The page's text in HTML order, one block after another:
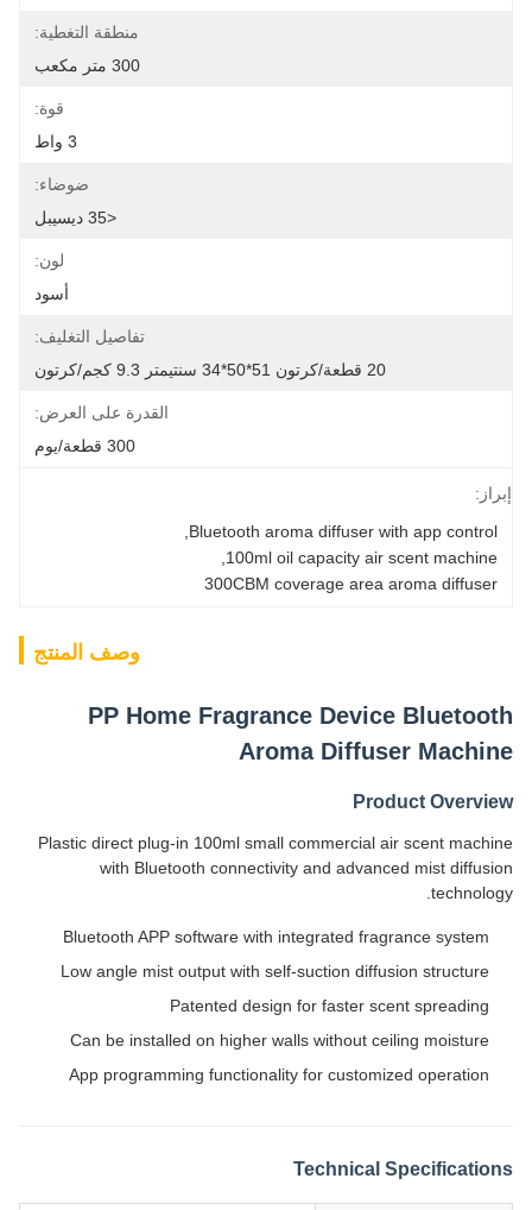
منطقة التغطية:
300 متر مكعب
قوة:
3 واط
ضوضاء:
<35 ديسيبل
لون:
أسود
تفاصيل التغليف:
20 قطعة/كرتون 51*50*34 سنتيمتر 9.3 كجم/كرتون
القدرة على العرض:
300 قطعة/يوم
إبراز:
Bluetooth aroma diffuser with app control
100ml oil capacity air scent machine
300CBM coverage area aroma diffuser
وصف المنتج
PP Home Fragrance Device Bluetooth
Aroma Diffuser Machine
Product Overview
Plastic direct plug-in 100ml small commercial air scent machine
with Bluetooth connectivity and advanced mist diffusion
technology.
Bluetooth APP software with integrated fragrance system
Low angle mist output with self-suction diffusion structure
Patented design for faster scent spreading
Can be installed on higher walls without ceiling moisture
App programming functionality for customized operation
Technical Specifications